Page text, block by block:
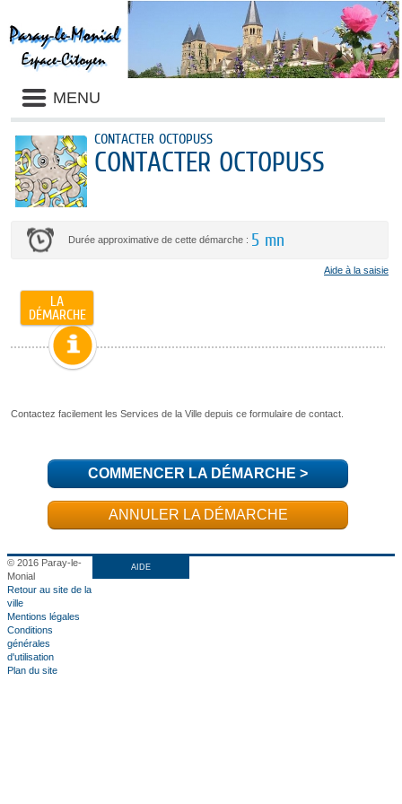
MENU
CONTACTER OCTOPUSS
CONTACTER OCTOPUSS
Durée approximative de cette démarche : 5 mn
Aide à la saisie
LA
DÉMARCHE
COMMENCER LA DÉMARCHE >
ANNULER LA DÉMARCHE
© 2016 Paray-le-
Monial
Retour au site de la
ville
Mentions légales
Conditions
générales
d'utilisation
Plan du site
AIDE